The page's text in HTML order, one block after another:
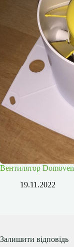
Вентилятор
19.11.2022
Залишити відповідь